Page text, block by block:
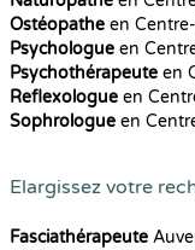
Ostéopathe en
Psychologue en
Psychothérapeute en
Reflexologue en
Sophrologue en
Elargissez votre
Fasciathérapeute